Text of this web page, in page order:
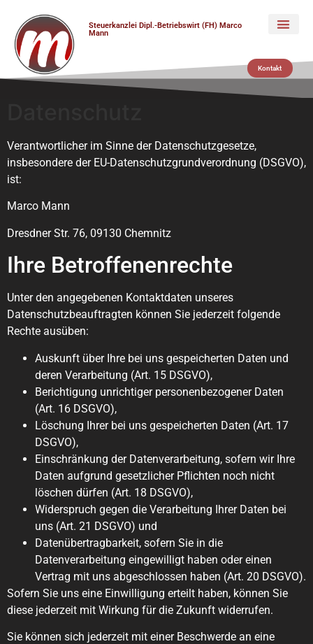
Steuerkanzlei Dipl.-Betriebswirt (FH) Marco
Mann
Kontakt
Verantwortlicher im Sinne der Datenschutzgesetze,
insbesondere der EU-Datenschutzgrundverordnung (DSGVO),
ist:
Marco Mann
Dresdner Str. 76, 09130 Chemnitz
Ihre Betroffenenrechte
Unter den angegebenen Kontaktdaten unseres
Datenschutzbeauftragten können Sie jederzeit folgende
Rechte ausüben:
Auskunft über Ihre bei uns gespeicherten Daten und
deren Verarbeitung (Art. 15 DSGVO),
Berichtigung unrichtiger personenbezogener Daten
(Art. 16 DSGVO),
Löschung Ihrer bei uns gespeicherten Daten (Art. 17
DSGVO),
Einschränkung der Datenverarbeitung, sofern wir Ihre
Daten aufgrund gesetzlicher Pflichten noch nicht
löschen dürfen (Art. 18 DSGVO),
Widerspruch gegen die Verarbeitung Ihrer Daten bei
uns (Art. 21 DSGVO) und
Datenübertragbarkeit, sofern Sie in die
Datenverarbeitung eingewilligt haben oder einen
Vertrag mit uns abgeschlossen haben (Art. 20 DSGVO).
Sofern Sie uns eine Einwilligung erteilt haben, können Sie
diese jederzeit mit Wirkung für die Zukunft widerrufen.
Sie können sich jederzeit mit einer Beschwerde an eine